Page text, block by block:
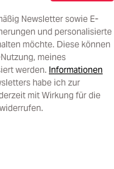
Newsletter sowie E-
und personalisierte
möchte. Diese können
meines
werden. Informationen
habe ich zur
mit Wirkung für die